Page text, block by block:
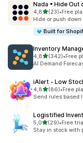
Nada • Hide Out
4,8de 5 estrelas
(23)
23 total de•Free
Hide or push
Built for
Inventory
4,8de 5 estrelas
(342)
342 total de•Free
AI Demand
iAlert ‑ Low
4,8de 5 estrelas
(86)
86 total de•Free
Send rules based
Logistified
5,0de 5 estrelas
(29)
29 total de
•Free
Stay in stock with